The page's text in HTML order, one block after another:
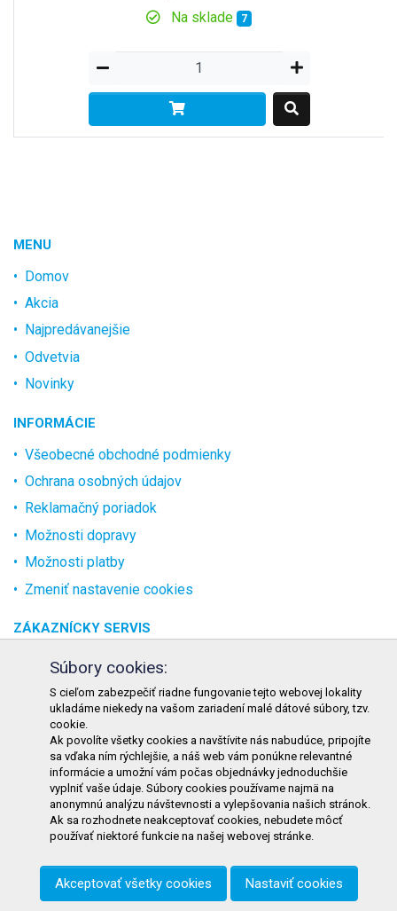
Na sklade 7
MENU
Domov
Akcia
Najpredávanejšie
Odvetvia
Novinky
INFORMÁCIE
Všeobecné obchodné podmienky
Ochrana osobných údajov
Reklamačný poriadok
Možnosti dopravy
Možnosti platby
Zmeniť nastavenie cookies
ZÁKAZNÍCKY SERVIS
O spoločnosti
Kontakt
Odstúpenie od zmluvy online
KONTAKT
TURON GASTRO s.r.o.
Starohorského 4328/3
031 01 Liptovský Mikuláš
Slovenská republika
Telefón:+421 911 585 730
Súbory cookies:
S cieľom zabezpečiť riadne fungovanie tejto webovej lokality
ukladáme niekedy na vašom zariadení malé dátové súbory, tzv.
cookie.
Ak povolíte všetky cookies a navštívite nás nabudúce, pripojíte
sa vďaka ním rýchlejšie, a náš web vám ponúkne relevantné
informácie a umožní vám počas objednávky jednoduchšie
vyplniť vaše údaje. Súbory cookies používame najmä na
anonymnú analýzu návštevnosti a vylepšovania našich stránok.
Ak sa rozhodnete neakceptovať cookies, nebudete môcť
používať niektoré funkcie na našej webovej stránke.
Akceptovať všetky cookies Nastaviť cookies